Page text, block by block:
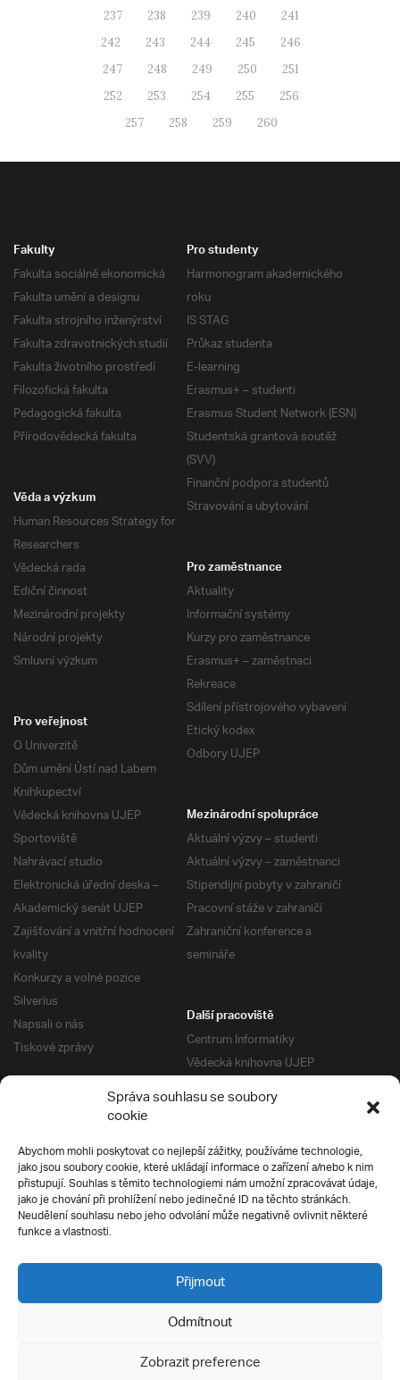
Správa souhlasu se soubory
cookie
Abychom mohli poskytovat co nejlepší zážitky, používáme technologie,
jako jsou soubory cookie, které ukládají informace o zařízení a/nebo k nim
přistupují. Souhlas s těmito technologiemi nám umožní zpracovávat údaje,
jako je chování při prohlížení nebo jedinečné ID na těchto stránkách.
Neudělení souhlasu nebo jeho odvolání může negativně ovlivnit některé
funkce a vlastnosti.
Přijmout
Odmítnout
Zobrazit preference
237
238 239 240
241
242
243 244 245
246
247
248 249 250
251
252
253 254 255
256
257
258 259 260
Fakulty
Fakulta sociálně ekonomická
Fakulta umění a designu
Fakulta strojního inženýrství
Fakulta zdravotnických studií
Fakulta životního prostředí
Filozofická fakulta
Pedagogická fakulta
Přírodovědecká fakulta
Pro studenty
Harmonogram akademického
roku
IS STAG
Průkaz studenta
E-learning
Erasmus+ – studenti
Erasmus Student Network (ESN)
Studentská grantová soutěž
(SVV)
Finanční podpora studentů
Stravování a ubytování
Věda a výzkum
Human Resources Strategy for
Researchers
Vědecká rada
Ediční činnost
Mezinárodní projekty
Národní projekty
Smluvní výzkum
Pro zaměstnance
Aktuality
Informační systémy
Kurzy pro zaměstnance
Erasmus+ – zaměstnaci
Rekreace
Sdílení přístrojového vybavení
Etický kodex
Odbory UJEP
Pro veřejnost
O Univerzitě
Dům umění Ústí nad Labem
Knihkupectví
Vědecká knihovna UJEP
Sportoviště
Nahrávací studio
Elektronická úřední deska –
Akademický senát UJEP
Zajišťování a vnitřní hodnocení
kvality
Konkurzy a volné pozice
Silverius
Napsali o nás
Tiskové zprávy
Mezinárodní spolupráce
Aktuální výzvy – studenti
Aktuální výzvy – zaměstnanci
Stipendijní pobyty v zahraničí
Pracovní stáže v zahraničí
Zahraniční konference a
semináře
Další pracoviště
Centrum Informatiky
Vědecká knihovna UJEP
Správa kolejí a menz
Univerzitní centrum podpory
Silverius
Pro uchazeče
Přijímací řízení
E-prihlaska
Přípravné kurzy
Ochrana soukromí
Všechna práva vyhrazena